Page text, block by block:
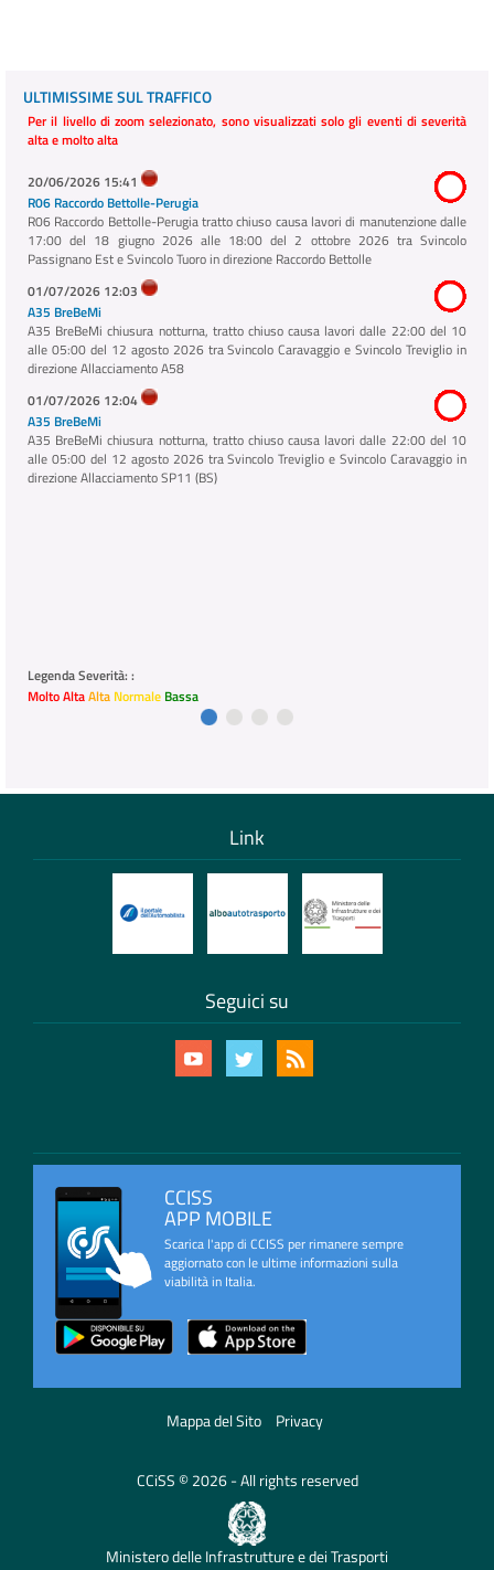
ULTIMISSIME SUL TRAFFICO
Per il livello di zoom selezionato, sono visualizzati solo gli eventi di severità
alta e molto alta
20/06/2026 15:41
R06 Raccordo Bettolle-Perugia
R06 Raccordo Bettolle-Perugia tratto chiuso causa lavori di manutenzione dalle
17:00 del 18 giugno 2026 alle 18:00 del 2 ottobre 2026 tra Svincolo
Passignano Est e Svincolo Tuoro in direzione Raccordo Bettolle
01/07/2026 12:03
A35 BreBeMi
A35 BreBeMi chiusura notturna, tratto chiuso causa lavori dalle 22:00 del 10
alle 05:00 del 12 agosto 2026 tra Svincolo Caravaggio e Svincolo Treviglio in
direzione Allacciamento A58
01/07/2026 12:04
A35 BreBeMi
A35 BreBeMi chiusura notturna, tratto chiuso causa lavori dalle 22:00 del 10
alle 05:00 del 12 agosto 2026 tra Svincolo Treviglio e Svincolo Caravaggio in
direzione Allacciamento SP11 (BS)
Legenda Severità: :
Molto AltaAlta Normale Bassa
Link
Seguici su
CCISS
APP MOBILE
Scarica l'app di CCISS per rimanere sempre
aggiornato con le ultime informazioni sulla
viabilità in Italia.
Mappa del Sito Privacy
CCiSS © 2026 - All rights reserved
Ministero delle Infrastrutture e dei Trasporti